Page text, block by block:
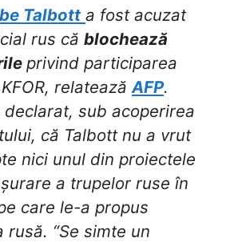
Talbott a fost acuzat
rus că blochează
privind participarea
relateazăAFP.
declarat, sub acoperirea
că Talbott nu a vrut
nici unul din proiectele
a trupelor ruse în
care le-a propus
rusă. “Se simte un